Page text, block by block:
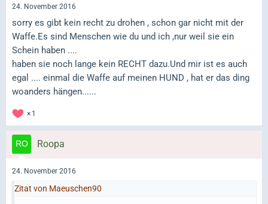
24. November 2016
sorry es gibt kein recht zu drohen , schon gar nicht mit der
Waffe.Es sind Menschen wie du und ich ,nur weil sie ein
Schein haben ....
haben sie noch lange kein RECHT dazu.Und mir ist es auch
egal .... einmal die Waffe auf meinen HUND , hat er das ding
woanders hängen......
1
Roopa
24. November 2016
Zitat von Maeuschen90